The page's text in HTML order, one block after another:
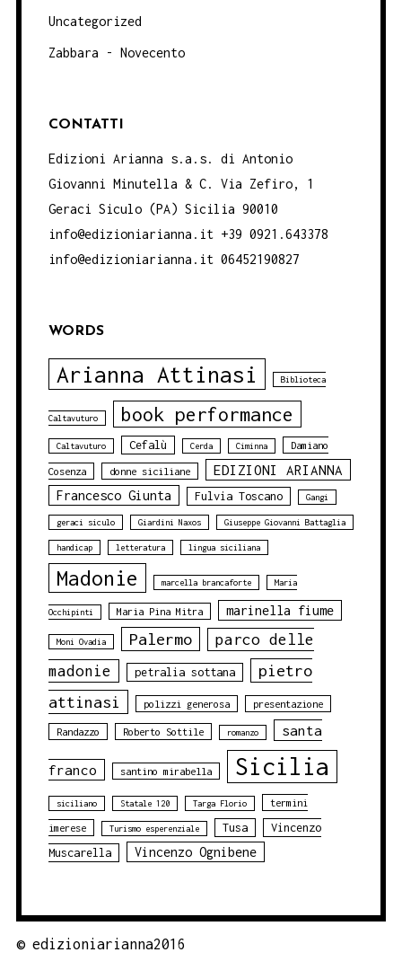
Uncategorized
Zabbara - Novecento
CONTATTI
Edizioni Arianna s.a.s. di Antonio
Giovanni Minutella & C. Via Zefiro, 1
Geraci Siculo (PA) Sicilia 90010
info@edizioniarianna.it +39 0921.643378
info@edizioniarianna.it 06452190827
WORDS
Arianna Attinasi Biblioteca
Caltavuturo book performance
Caltavuturo Cefalù Cerda Ciminna Damiano
Cosenza donne siciliane EDIZIONI ARIANNA
Francesco Giunta Fulvia Toscano Gangi
geraci siculo Giardini Naxos Giuseppe Giovanni Battaglia
handicap letteratura lingua siciliana
Madonie marcella brancaforte Maria
Occhipinti Maria Pina Mitra marinella fiume
Moni Ovadia Palermo
parco delle
madonie
petralia sottana
pietro
attinasi
polizzi generosa presentazione
Randazzo Roberto Sottile romanzo santa
franco santino mirabella Sicilia
siciliano Statale 120 Targa Florio termini
imerese Turismo esperenziale Tusa
Vincenzo
Muscarella
Vincenzo Ognibene
© edizioniarianna2016